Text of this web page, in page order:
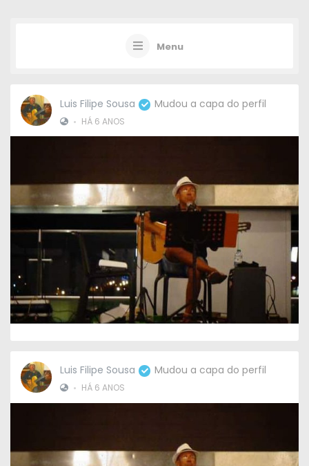
Menu
Luis Filipe Sousa Mudou a capa do perfil
• HÁ 6 ANOS
Luis Filipe Sousa Mudou a capa do perfil
• HÁ 6 ANOS